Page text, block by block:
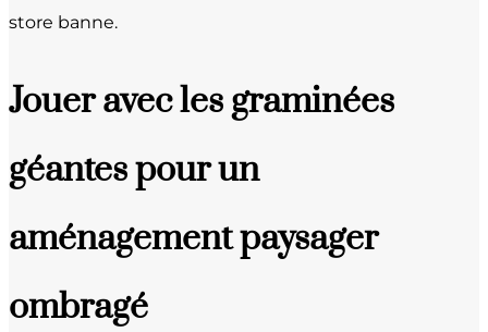
store banne.
Jouer avec les graminées
géantes pour un
aménagement paysager
ombragé